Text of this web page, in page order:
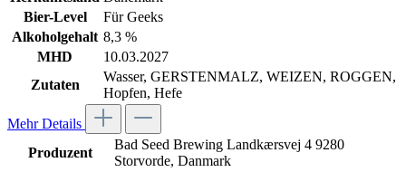
Bier-Level
Für Geeks
Alkoholgehalt 8,3 %
MHD
10.03.2027
Zutaten
Wasser, GERSTENMALZ, WEIZEN, ROGGEN,
Hopfen, Hefe
Mehr Details
Produzent
Bad Seed Brewing Landkærsvej 4 9280
Storvorde, Danmark